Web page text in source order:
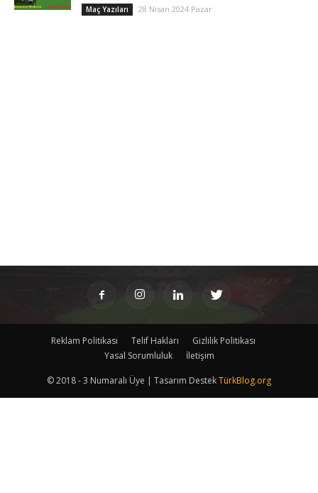
Maç Yazıları 28 Nisan 2024 Pazar
Reklam Politikası Telif Hakları
Gizlilik Politikası
Yasal Sorumluluk
İletişim
© 2018 - 3 Numaralı Üye | Tasarım DestekTürkBlog.org